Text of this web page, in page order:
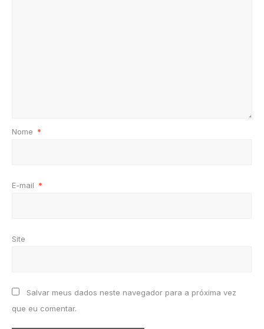
Nome *
E-mail *
Site
Salvar meus dados neste navegador para a próxima vez
que eu comentar.